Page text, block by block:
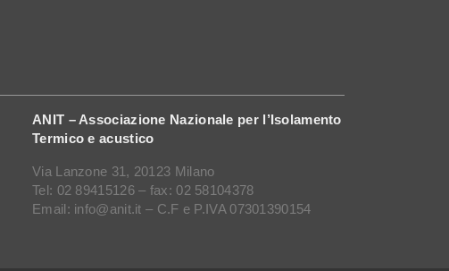
ANIT – Associazione Nazionale per l’Isolamento
Termico e acustico
Via Lanzone 31, 20123 Milano
Tel: 02 89415126 – fax: 02 58104378
Email: info@anit.it – C.F e P.IVA 07301390154